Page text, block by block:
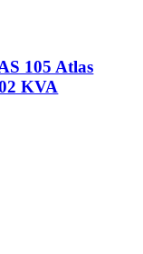
105 Atlas
KVA